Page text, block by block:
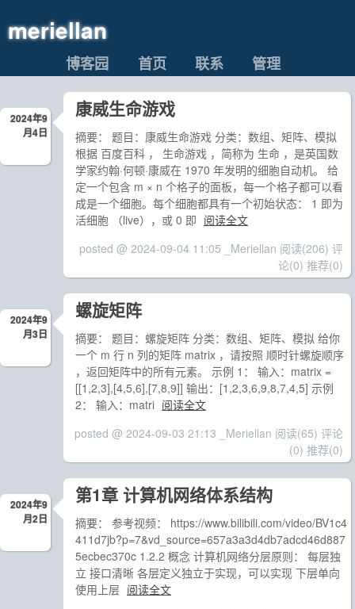
meriellan
博客园 首页 联系 管理
2024年9
月4日
康威生命游戏
摘要： 题目：康威生命游戏 分类：数组、矩阵、模拟
根据 百度百科 ， 生命游戏 ，简称为 生命 ，是英国数
学家约翰·何顿·康威在 1970 年发明的细胞自动机。 给
定一个包含 m × n 个格子的面板，每一个格子都可以看
成是一个细胞。每个细胞都具有一个初始状态： 1 即为
活细胞 （live），或 0 即 阅读全文
posted @ 2024-09-04 11:05 _Meriellan 阅读(206) 评
论(0) 推荐(0)
2024年9
月3日
螺旋矩阵
摘要： 题目：螺旋矩阵 分类：数组、矩阵、模拟 给你
一个 m 行 n 列的矩阵 matrix ，请按照 顺时针螺旋顺序
，返回矩阵中的所有元素。 示例 1： 输入：matrix =
[[1,2,3],[4,5,6],[7,8,9]] 输出：[1,2,3,6,9,8,7,4,5] 示例
2： 输入：matri 阅读全文
posted @ 2024-09-03 21:13 _Meriellan 阅读(65) 评论
(0) 推荐(0)
2024年9
月2日
第1章 计算机网络体系结构
摘要： 参考视频： https://www.bilibili.com/video/BV1c4
411d7jb?p=7&vd_source=657a3a3d4db7adcd46d887
5ecbec370c 1.2.2 概念 计算机网络分层原则： 每层独
立 接口清晰 各层定义独立于实现，可以实现 下层单向
使用上层 阅读全文